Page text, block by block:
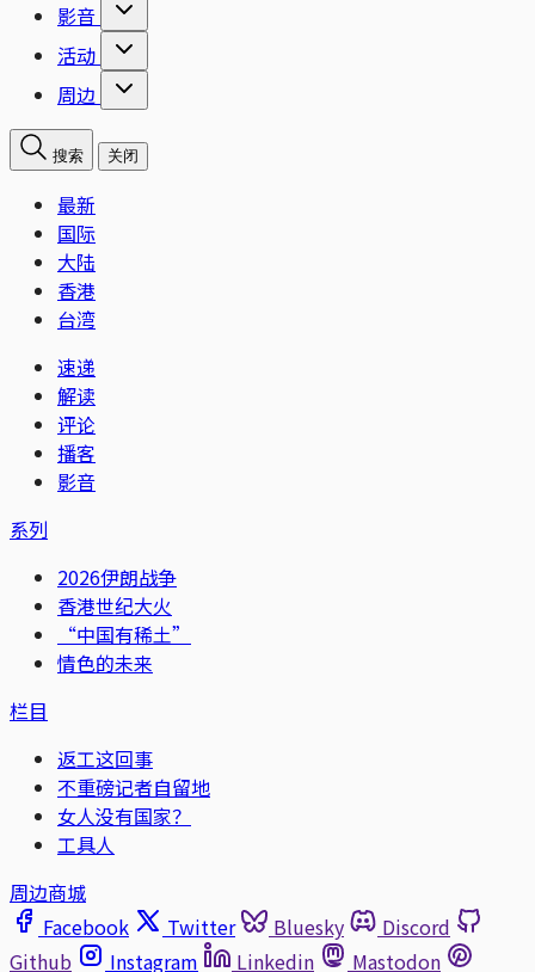
影音
活动
周边
搜索 关闭
最新
国际
大陆
香港
台湾
速递
解读
评论
播客
影音
系列
2026伊朗战争
香港世纪大火
“中国有稀土”
情色的未来
栏目
返工这回事
不重磅记者自留地
女人没有国家？
工具人
周边商城
Facebook
Twitter Bluesky
Discord
Github
Instagram Linkedin
Mastodon